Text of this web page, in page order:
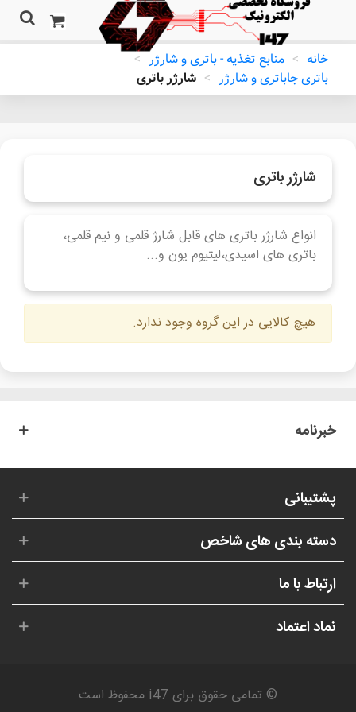
خانه > منابع تغذیه - باتری و شارژر >
باتری جاباتری و شارژر > شارژر باتری
شارژر باتری
انواع شارژر باتری های قابل شارژ قلمی و نیم قلمی،
باتری های اسیدی،لیتیوم یون و...
ادامه مطلب
هیچ کالایی در این گروه وجود ندارد.
خبرنامه
پشتیبانی
دسته بندی های شاخص
ارتباط با ما
نماد اعتماد
© تمامی حقوق برای i47 محفوظ است